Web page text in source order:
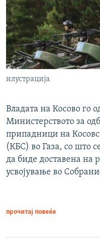
илустрација
Владата на Косово го
Министерството за
припадници на
(КБС) во Газа, со што
да биде доставена на
усвојување во
прочитај повеќе